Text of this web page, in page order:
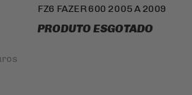
FZ6 FAZER 600 2005 A 2009
PRODUTO ESGOTADO